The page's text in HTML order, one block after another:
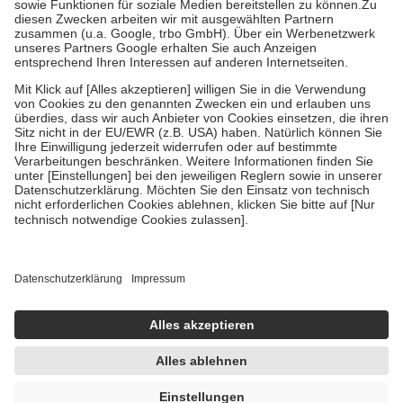
Zuzahlung zehn Prozent der Kosten sowie zehn Euro je
Verordnung.
Um das Engagement der Versicherten für ihre eigene Gesundheit zu
stärken und die besondere Stellung der Familie zu unterstützen,
fallenkeine Zuzahlungenan bei:
• Kindern und Jugendlichen bis zum vollendeten 18. Lebensjahr
mit Ausnahme der Fahrkosten
• Untersuchungen zur Vorsorge und Früherkennung, die von der
GKV getragen werden
• empfohlenen Schutzimpfungen
• Harn- und Blutteststreifen
getroffen, um sicherzustellen, dass es sich um echte Bewertungen
https://help.etrusted.com/hc/de/articles/4419944605341
Einige Bilder und Inhalte wurden unter Zuhilfenahme künstlicher